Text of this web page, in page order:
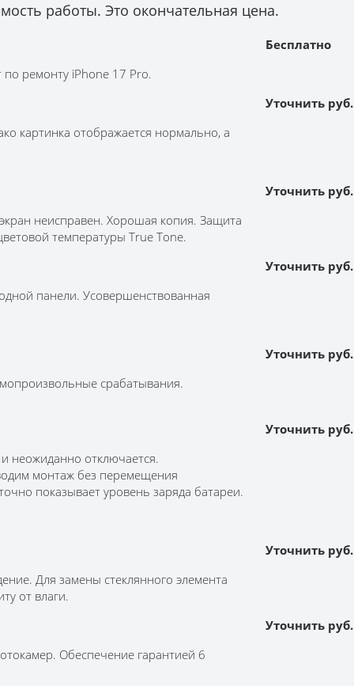
работы. Это окончательная цена.
ремонту iPhone 17 Pro.
Бесплатно
картинка отображается нормально, а
Уточнить руб.
неисправен. Хорошая копия. Защита
температуры True Tone.
Уточнить руб.
панели. Усовершенствованная
Уточнить руб.
срабатывания.
Уточнить руб.
и неожиданно отключается.
монтаж без перемещения
показывает уровень заряда батареи.
Уточнить руб.
Для замены стеклянного элемента
от влаги.
Уточнить руб.
Обеспечение гарантией 6
Уточнить руб.